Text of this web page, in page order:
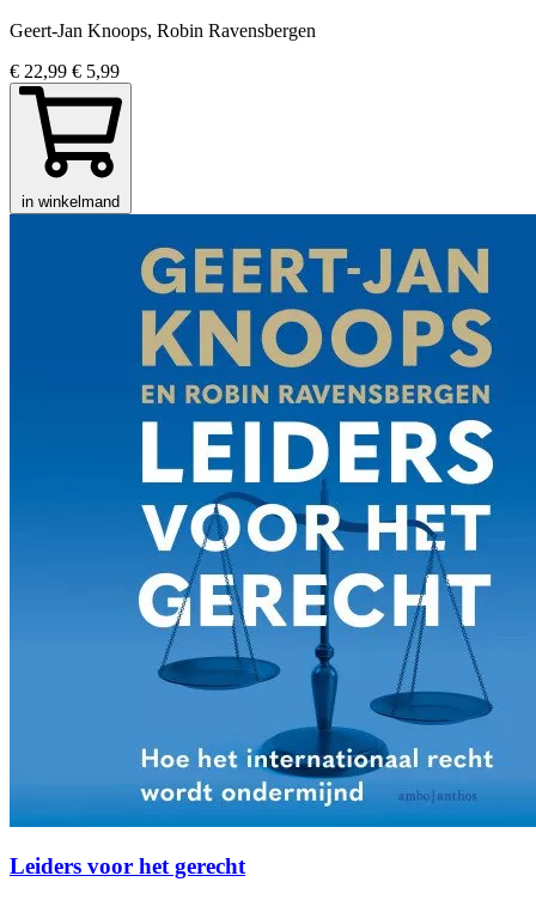
Geert-Jan Knoops, Robin Ravensbergen
€ 22,99 € 5,99
in winkelmand
Leiders voor het gerecht